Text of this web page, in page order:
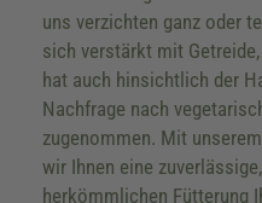
uns verzichten ganz oder
sich verstärkt mit
hat auch hinsichtlich der
Nachfrage nach
zugenommen. Mit
wir Ihnen eine
herkömmlichen Fütterung